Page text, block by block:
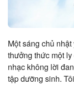
Một sáng chủ
thưởng thức một
nhạc không lời
tập dưỡng sinh.